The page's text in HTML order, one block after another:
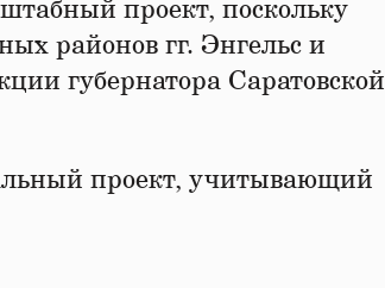
проект, поскольку
районов гг. Энгельс и
губернатора Саратовской
проект, учитывающий